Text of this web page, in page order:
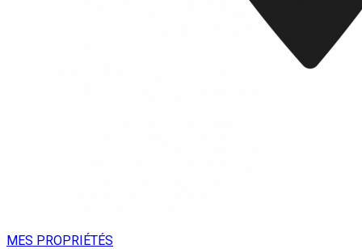
MES PROPRIÉTÉS